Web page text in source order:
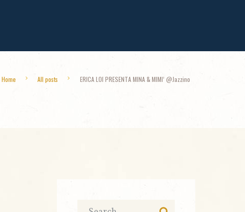
Home All posts ERICA LOI PRESENTA MINA & MIMI’ @Jazzino